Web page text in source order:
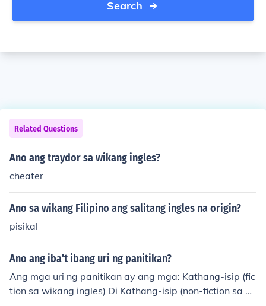
Search
Related Questions
Ano ang traydor sa wikang ingles?
cheater
Ano sa wikang Filipino ang salitang ingles na origin?
pisikal
Ano ang iba't ibang uri ng panitikan?
Ang mga uri ng panitikan ay ang mga: Kathang-isip (fic
tion sa wikang ingles) Di Kathang-isip (non-fiction sa wi